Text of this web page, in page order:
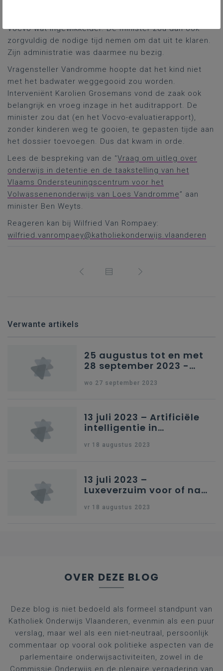
Vocvo wat ingewikkelder. De minister zou dan ook
zorgvuldig de nodige tijd nemen om dat uit te klaren.
Zijn administratie was daarmee nu bezig.
Vragensteller Vandromme hoopte dat het kind niet
met het badwater weggegooid zou worden.
Interveniënt Karolien Grosemans vond de zaak ook
belangrijk en vroeg inzage in het auditrapport. De
minister zou dat (en het Vocvo-evaluatierapport),
zonder kinderen weg te gooien, te gepasten tijde aan
het dossier toevoegen. Dus dat kwam in orde.
Lees de bespreking van de “Vraag om uitleg over
onderwijs in detentie en de taakstelling van het
Vlaams Ondersteuningscentrum voor het
Volwassenenonderwijs van Loes Vandromme” aan
minister Ben Weyts.
Reageren kan bij Wilfried Van Rompaey:
wilfried.vanrompaey@katholiekonderwijs.vlaanderen
Verwante artikels
25 augustus tot en met
28 september 2023 -
wo 27 september 2023
13 juli 2023 – Artificiële
intelligentie in
vr 18 augustus 2023
13 juli 2023 –
Luxeverzuim voor of na
vr 18 augustus 2023
OVER DEZE BLOG
Deze blog is niet bedoeld als formeel standpunt van
Katholiek Onderwijs Vlaanderen, evenmin als een puur
verslag, maar wel als een niet-neutraal, persoonlijk
commentaar op vooral ook politieke aspecten van de
parlementaire onderwijsactiviteiten, zowel in de
Commissie Onderwijs en de plenaire vergadering van